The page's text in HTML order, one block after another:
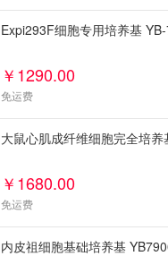
Expi293F细胞专用培养基
￥1290.00
免运费
大鼠心肌成纤维细胞完全培
￥1680.00
免运费
内皮祖细胞基础培养